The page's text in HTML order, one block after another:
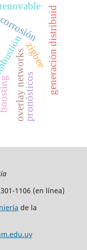
corrosión
overlay networkszigbee generación distribuid
boosting pronósticos
1106 (en línea)
de la